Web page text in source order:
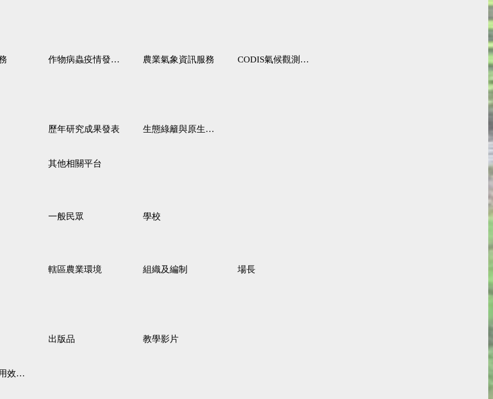
作物病蟲疫情發生預測 農業氣象資訊服務 CODIS氣候觀測資料查詢服務
歷年研究成果發表 生態綠籬與原生野花植生毯
其他相關平台
一般民眾 學校
轄區農業環境 組織及編制 場長
出版品 教學影片
觀察